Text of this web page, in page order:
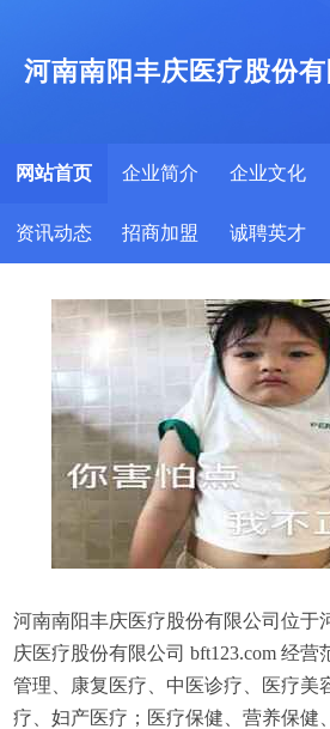
河南南阳丰庆医疗股份有
网站首页 企业简介 企业文化
资讯动态 招商加盟 诚聘英才
河南南阳丰庆医疗股份有限公司位于
庆医疗股份有限公司 bft123.com 经
管理、康复医疗、中医诊疗、医疗美
疗、妇产医疗；医疗保健、营养保健